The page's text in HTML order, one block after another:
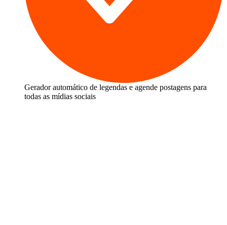
Gerador automático de legendas e agende postagens para
todas as mídias sociais